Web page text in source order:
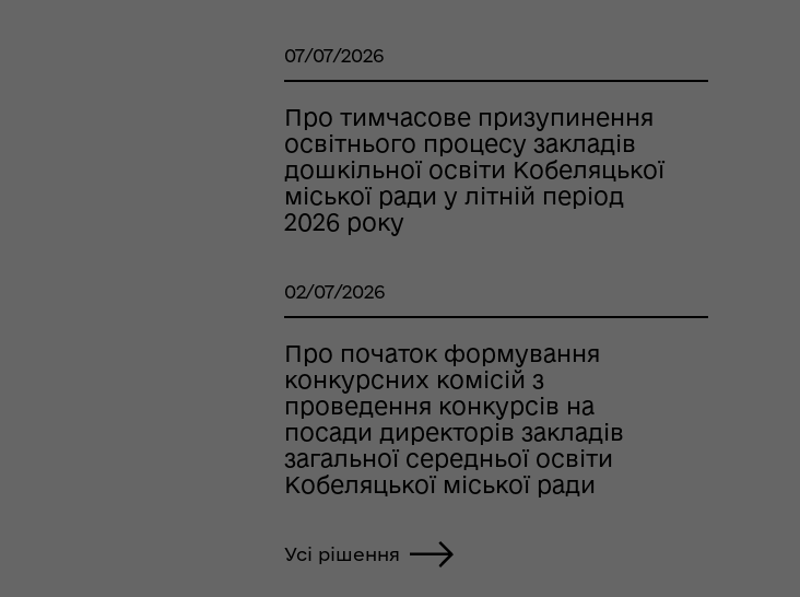
07/07/2026
Про тимчасове призупинення
освітнього процесу закладів
дошкільної освіти Кобеляцької
міської ради у літній період
2026 року
02/07/2026
Про початок формування
конкурсних комісій з
проведення конкурсів на
посади директорів закладів
загальної середньої освіти
Кобеляцької міської ради
Усі рішення